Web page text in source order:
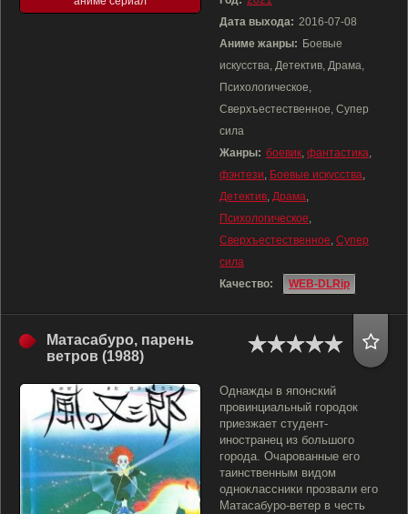
Дата выхода: 2016-07-08
Аниме жанры: Боевые
искусства, Детектив, Драма,
Психологическое,
Сверхъестественное, Супер
сила
Жанры: боевик, фантастика,
фэнтези, Боевые искусства,
Детектив, Драма,
Психологическое,
Сверхъестественное, Супер
сила
Качество:
WEB-DLRip
Матасабуро, парень
ветров (1988)
Однажды в японский
провинциальный городок
приезжает студент-
иностранец из большого
города. Очарованные его
таинственным видом
одноклассники прозвали его
Матасабуро-ветер в честь